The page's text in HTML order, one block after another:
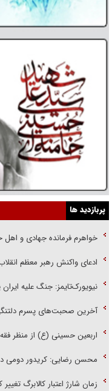
پربازدید ها
خواهرم فرمانده جهادی و
ادعای واکنش رهبر معظم
نیویورک‌تایمز: جنگ علیه
آخرین صحبت‌های پسرم
اربعین حسینی (ع) از منظر
محسن رضایی: کریدور دومی
زمان شارژ اعتبار کالابرگ تغییر